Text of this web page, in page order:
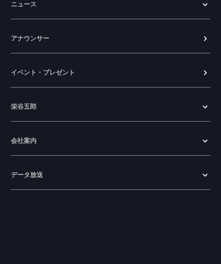
ニュース
アナウンサー
イベント・プレゼント
栄谷五郎
会社案内
データ放送